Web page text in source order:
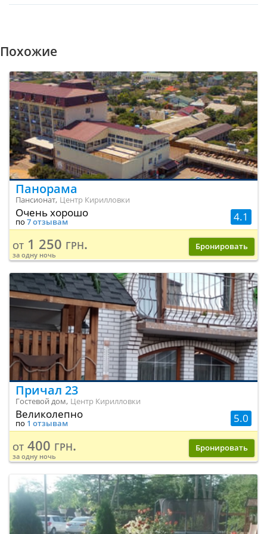
воспользоваться услугами парковочной зоны для
Похожие
Панорама
Пансионат, Центр Кирилловки
4.1
Очень хорошо
по 7 отзывам
от 1 250 грн.
за одну ночь
Бронировать
Причал 23
Гостевой дом, Центр Кирилловки
5.0
Великолепно
по 1 отзывам
от 400 грн.
за одну ночь
Бронировать